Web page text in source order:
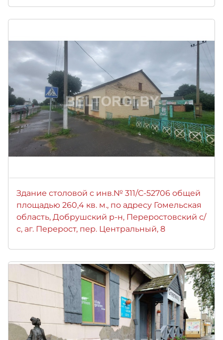
Здание столовой с инв.№ 311/С-52706 общей
площадью 260,4 кв. м., по адресу Гомельская
область, Добрушский р-н, Переростовский с/
с, аг. Перерост, пер. Центральный, 8